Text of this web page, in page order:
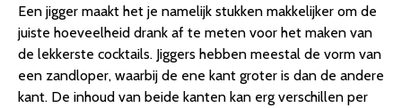
Een jigger maakt het je namelijk stukken makkelijker om de
juiste hoeveelheid drank af te meten voor het maken van
de lekkerste cocktails. Jiggers hebben meestal de vorm van
een zandloper, waarbij de ene kant groter is dan de andere
kant. De inhoud van beide kanten kan erg verschillen per